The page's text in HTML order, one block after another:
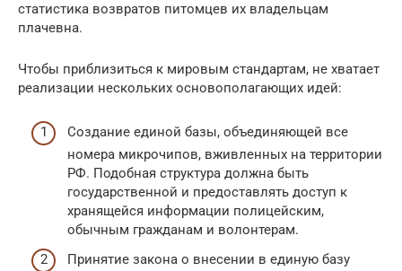
статистика возвратов питомцев их владельцам
плачевна.
Чтобы приблизиться к мировым стандартам, не хватает
реализации нескольких основополагающих идей:
Создание единой базы, объединяющей все
номера микрочипов, вживленных на территории
РФ. Подобная структура должна быть
государственной и предоставлять доступ к
хранящейся информации полицейским,
обычным гражданам и волонтерам.
Принятие закона о внесении в единую базу